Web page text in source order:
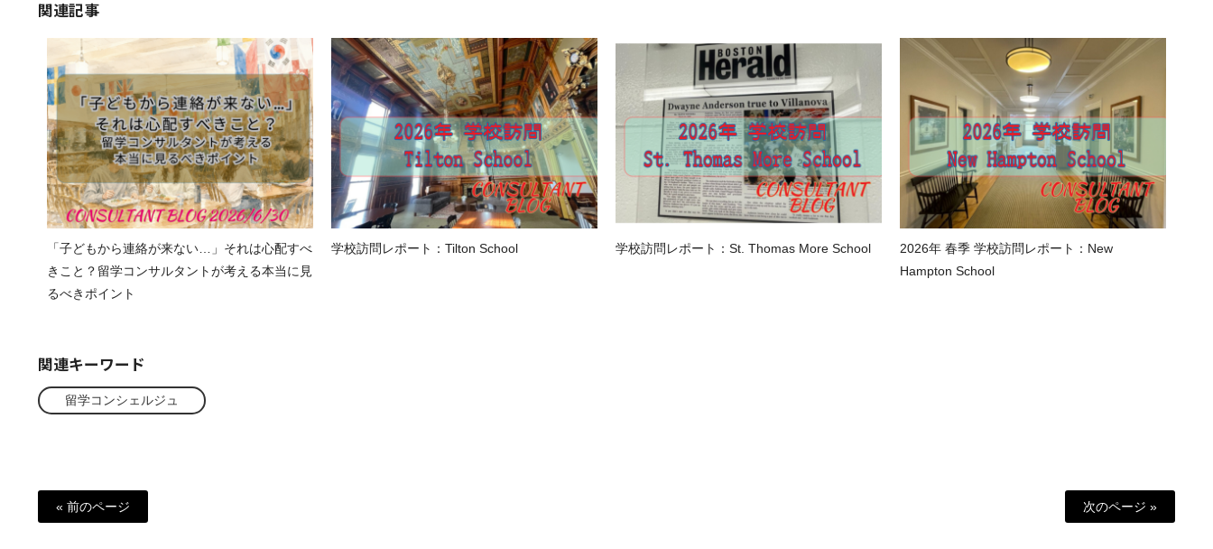
関連記事
「子どもから連絡が来ない…」それは心配すべ
きこと？留学コンサルタントが考える本当に見
るべきポイント
学校訪問レポート：Tilton School 学校訪問レポート：St. Thomas More School
2026年 春季 学校訪問レポート：New
Hampton School
関連キーワード
留学コンシェルジュ
« 前のページ 次のページ »